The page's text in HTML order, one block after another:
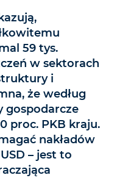
59 tys.
w sektorach
i
że według
gospodarcze
proc. PKB kraju.
nakładów
– jest to